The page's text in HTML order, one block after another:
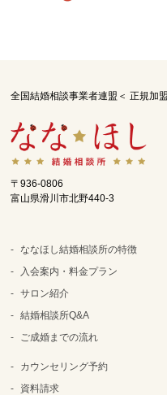
全国結婚相談事業者連盟＜ 正規加
〒936-0806
富山県滑川市北野440-3
ななほし結婚相談所の特徴
入会案内・料金プラン
サロン紹介
結婚相談所Q&A
ご成婚までの流れ
カウンセリング予約
資料請求